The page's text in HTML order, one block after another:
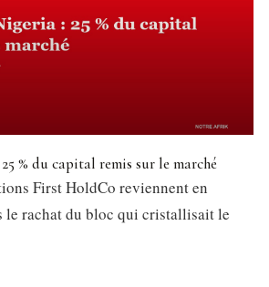
% du capital remis sur le marché
First HoldCo reviennent en
le rachat du bloc qui cristallisait le